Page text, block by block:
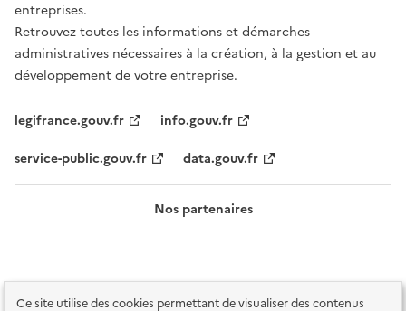
Ce site utilise des cookies permettant de visualiser des contenus
entreprises.
Retrouvez toutes les informations et démarches
administratives nécessaires à la création, à la gestion et au
développement de votre entreprise.
legifrance.gouv.fr
info.gouv.fr
service-public.gouv.fr
data.gouv.fr
Nos partenaires